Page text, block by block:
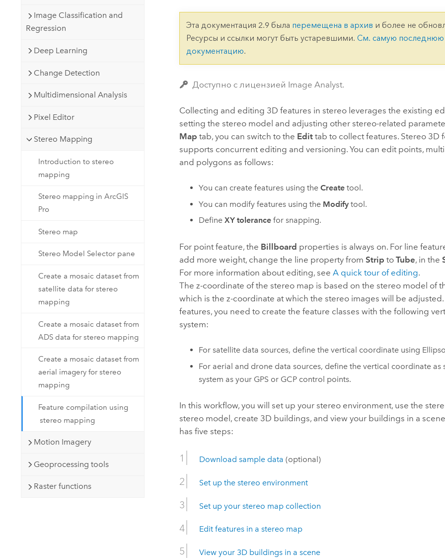
ГИС и картографии
Создание картографических
Природные ресурсы
Все отрасли
технологий
Image Classification and
Regression
Deep Learning
Change Detection
Multidimensional Analysis
Pixel Editor
Stereo Mapping
Introduction to stereo
mapping
Stereo mapping in ArcGIS
Pro
Stereo map
Stereo Model Selector pane
Create a mosaic dataset from
satellite data for stereo
mapping
Create a mosaic dataset from
ADS data for stereo mapping
Create a mosaic dataset from
aerial imagery for stereo
mapping
Feature compilation using
stereo mapping
Motion Imagery
Geoprocessing tools
Raster functions
Эта документация 2.9 была перемещена в архив и более не
Ресурсы и ссылки могут быть устаревшими.См. самую последнюю
документацию.
Доступно с лицензией Image Analyst.
Collecting and editing 3D features in stereo leverages the existing
setting the stereo model and adjusting other stereo-related
Map tab, you can switch to the Edit tab to collect features. Stereo 3D
supports concurrent editing and versioning. You can edit points,
and polygons as follows:
You can create features using the Createtool.
You can modify features using the Modifytool.
Define XY tolerancefor snapping.
For point feature, the Billboard properties is always on. For line
add more weight, change the line property fromStrip toTube, in the
For more information about editing, seeA quick tour of editing.
The z-coordinate of the stereo map is based on the stereo model of
which is the z-coordinate at which the stereo images will be
features, you need to create the feature classes with the following
system:
For satellite data sources, define the vertical coordinate using
For aerial and drone data sources, define the vertical coordinate as
system as your GPS or GCP control points.
In this workflow, you will set up your stereo environment, use the
stereo model, create 3D buildings, and view your buildings in a
has five steps:
Download sample data (optional)
Set up the stereo environment
Set up your stereo map collection
Edit features in a stereo map
View your 3D buildings in a scene